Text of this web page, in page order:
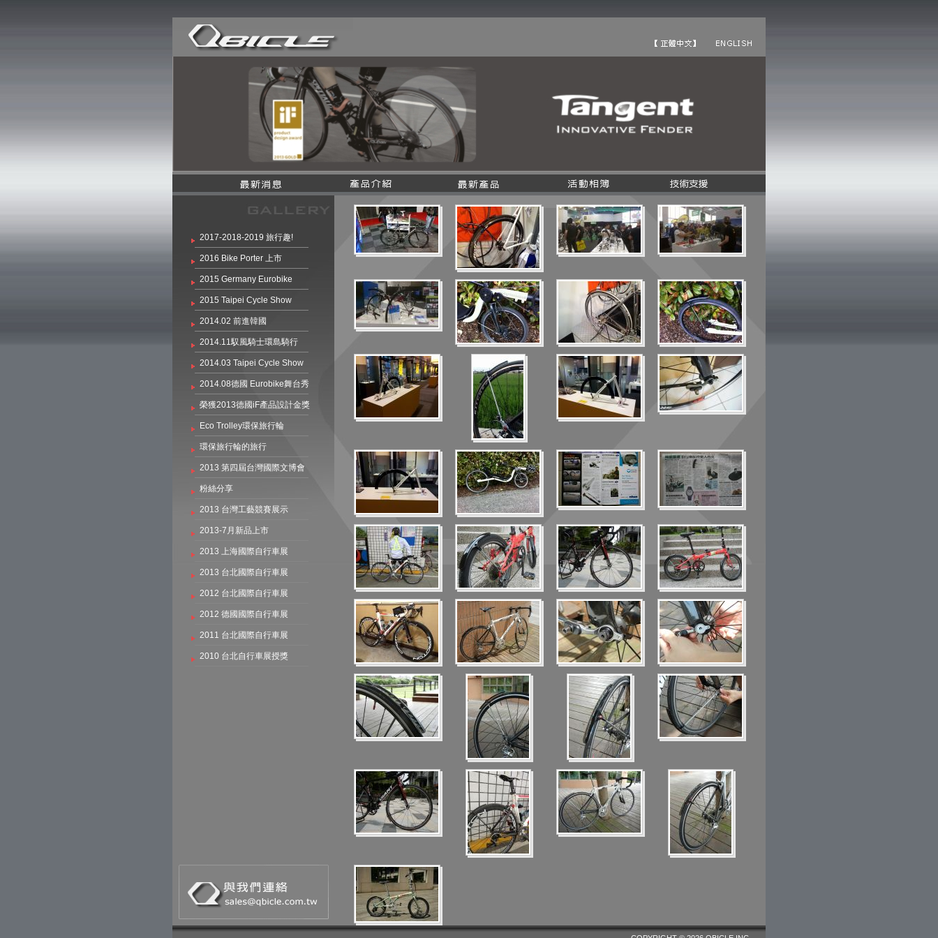
2017-2018-2019 旅行趣!
2016 Bike Porter 上市
2015 Germany Eurobike
2015 Taipei Cycle Show
2014.02 前進韓國
2014.11馭風騎士環島騎行
2014.03 Taipei Cycle Show
2014.08德國 Eurobike舞台秀
榮獲2013德國iF產品設計金獎
Eco Trolley環保旅行輪
環保旅行輪的旅行
2013 第四屆台灣國際文博會
粉絲分享
2013 台灣工藝競賽展示
2013-7月新品上市
2013 上海國際自行車展
2013 台北國際自行車展
2012 台北國際自行車展
2012 德國國際自行車展
2011 台北國際自行車展
2010 台北自行車展授獎